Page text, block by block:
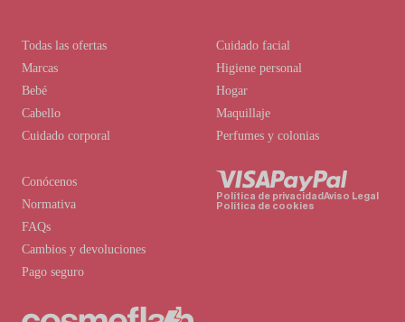
Conócenos
Normativa
FAQs
Cambios y devoluciones
Pago seguro
Todas las ofertas
Marcas
Bebé
Cabello
Cuidado corporal
Cuidado facial
Higiene personal
Hogar
Maquillaje
Perfumes y colonias
Política de privacidadAviso Legal
Política de cookies